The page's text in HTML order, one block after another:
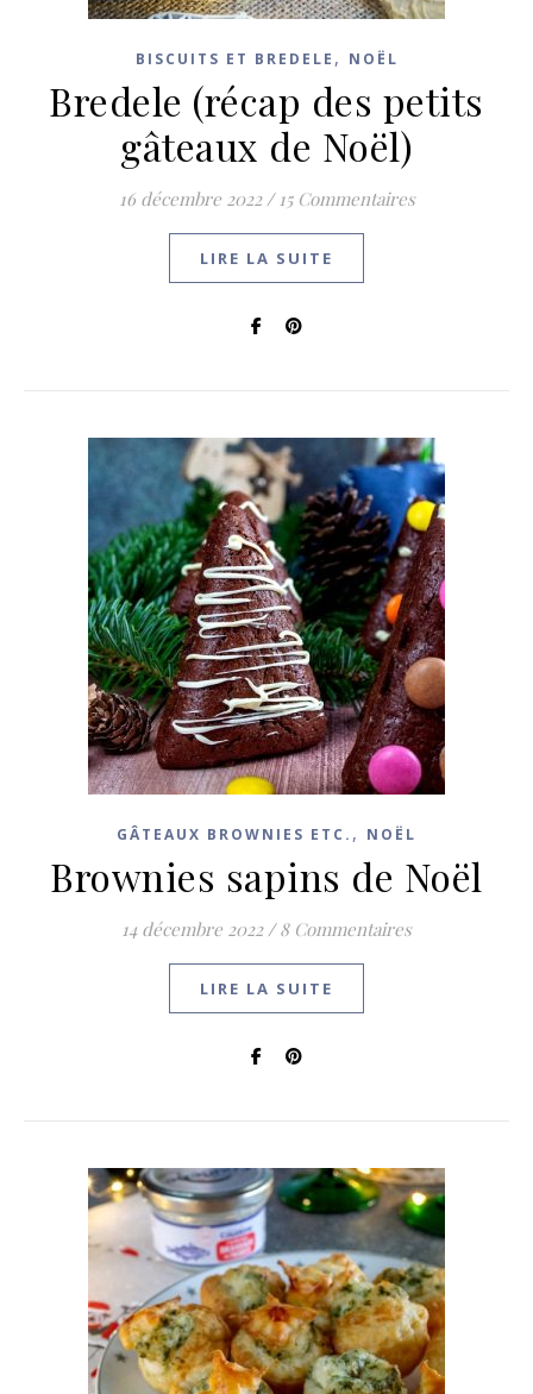
BISCUITS ET BREDELE , NOËL
Bredele (récap des petits
gâteaux de Noël)
16 décembre 2022 / 15 Commentaires
LIRE LA SUITE
GÂTEAUX BROWNIES ETC. , NOËL
Brownies sapins de Noël
14 décembre 2022 / 8 Commentaires
LIRE LA SUITE